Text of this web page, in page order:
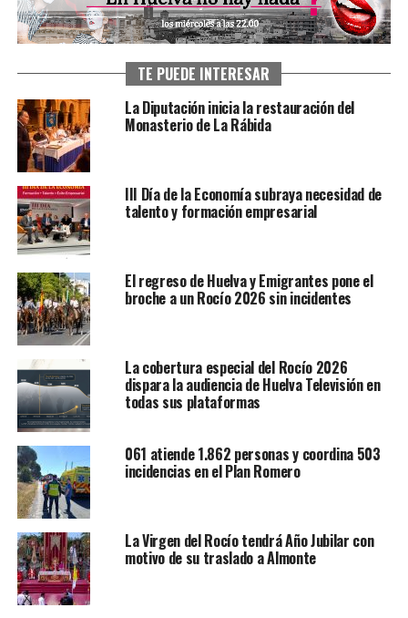
TE PUEDE INTERESAR
La Diputación inicia la restauración del
Monasterio de La Rábida
III Día de la Economía subraya necesidad de
talento y formación empresarial
El regreso de Huelva y Emigrantes pone el
broche a un Rocío 2026 sin incidentes
La cobertura especial del Rocío 2026
dispara la audiencia de Huelva Televisión en
todas sus plataformas
061 atiende 1.862 personas y coordina 503
incidencias en el Plan Romero
La Virgen del Rocío tendrá Año Jubilar con
motivo de su traslado a Almonte